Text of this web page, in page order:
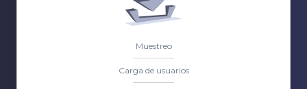
Muestreo
Carga de usuarios